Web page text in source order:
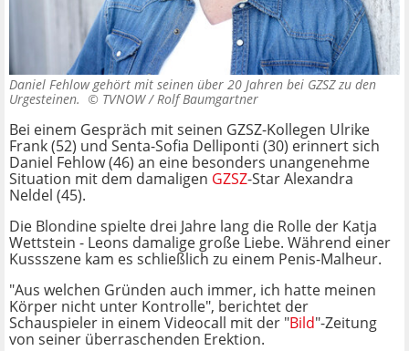
Daniel Fehlow gehört mit seinen über 20 Jahren bei GZSZ zu den
Urgesteinen. © TVNOW / Rolf Baumgartner
Bei einem Gespräch mit seinen GZSZ-Kollegen Ulrike
Frank (52) und Senta-Sofia Delliponti (30) erinnert sich
Daniel Fehlow (46) an eine besonders unangenehme
Situation mit dem damaligen GZSZ-Star Alexandra
Neldel (45).
Die Blondine spielte drei Jahre lang die Rolle der Katja
Wettstein - Leons damalige große Liebe. Während einer
Kussszene kam es schließlich zu einem Penis-Malheur.
"Aus welchen Gründen auch immer, ich hatte meinen
Körper nicht unter Kontrolle", berichtet der
Schauspieler in einem Videocall mit der "Bild"-Zeitung
von seiner überraschenden Erektion.